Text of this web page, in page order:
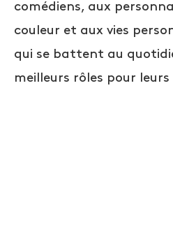
comédiens, aux
couleur et aux vies
qui se battent au
meilleurs rôles pour